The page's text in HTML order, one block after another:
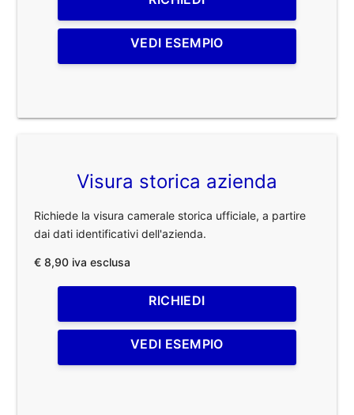
VEDI ESEMPIO
Visura storica azienda
Richiede la visura camerale storica ufficiale, a partire
dai dati identificativi dell'azienda.
€ 8,90 iva esclusa
RICHIEDI
VEDI ESEMPIO